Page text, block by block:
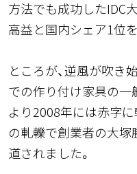
方法でも成功したIDC
高益と国内シェア1位
ところが、逆風が吹き
での作り付け家具の一
より2008年には赤字
の軋轢で創業者の大塚
道されました。